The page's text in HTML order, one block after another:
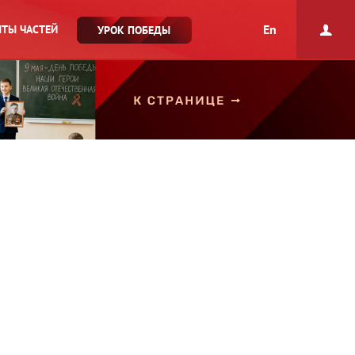
ЧАСТЕЙ УРОК ПОБЕДЫ En